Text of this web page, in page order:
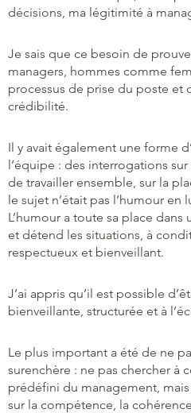
décisions, ma légitimité à
Je sais que ce besoin de
managers, hommes comme
processus de prise du poste et
crédibilité.
Il y avait également une forme
l’équipe : des interrogations
de travailler ensemble, sur la
le sujet n’était pas l’humour en
L’humour a toute sa place
et détend les situations, à
respectueux et bienveillant.
J’ai appris qu’il est possible
bienveillante, structurée et à
Le plus important a été de ne
surenchère : ne pas chercher à
prédéfini du management,
sur la compétence, la